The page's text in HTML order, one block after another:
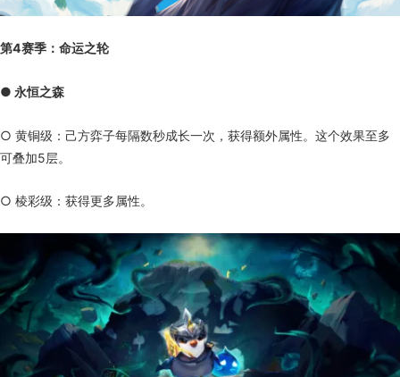
第4赛季：命运之轮
● 永恒之森
○ 黄铜级：己方弈子每隔数秒成长一次，获得额外属性。这个效果至多
可叠加5层。
○ 棱彩级：获得更多属性。